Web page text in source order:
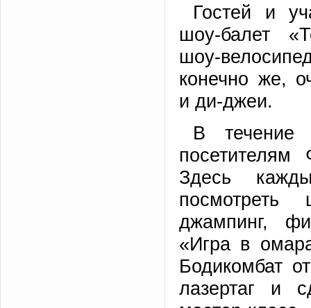
Гостей и
шоу-балет
шоу-
конечно же,
и ди-джеи.
В течение
посетителям
Здесь
посмотреть
джампинг,
«Игра в
Бодикомбат
лазертаг и